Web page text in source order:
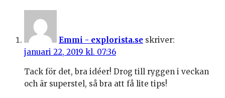
Emmi - explorista.se skriver:
januari 22, 2019 kl. 07:36
Tack för det, bra idéer! Drog till ryggen i veckan
och är superstel, så bra att få lite tips!